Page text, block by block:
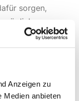
Anzeigen zu
Medien anbieten
sorgen,
über das
um die
Sie